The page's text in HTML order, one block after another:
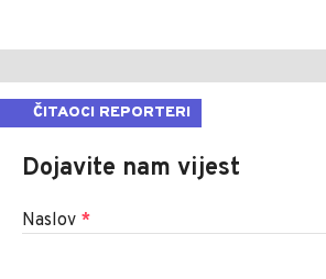
ČITAOCI REPORTERI
Dojavite nam vijest
Naslov *